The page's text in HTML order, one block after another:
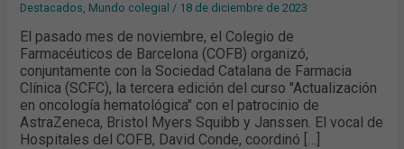
Destacados, Mundo colegial / 18 de diciembre de 2023
El pasado mes de noviembre, el Colegio de
Farmacéuticos de Barcelona (COFB) organizó,
conjuntamente con la Sociedad Catalana de Farmacia
Clínica (SCFC), la tercera edición del curso "Actualización
en oncología hematológica" con el patrocinio de
AstraZeneca, Bristol Myers Squibb y Janssen. El vocal de
Hospitales del COFB, David Conde, coordinó […]